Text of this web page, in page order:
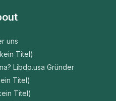
uns
Titel)
Libdo.usa Gründer
Titel)
Titel)